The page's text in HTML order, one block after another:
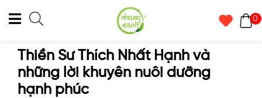
0
Thiền Sư Thích Nhất Hạnh và
những lời khuyên nuôi dưỡng
hạnh phúc